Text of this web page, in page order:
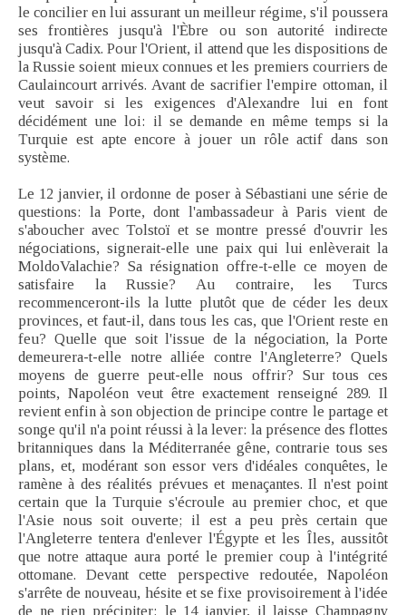
le concilier en lui assurant un meilleur régime, s'il poussera
ses frontières jusqu'à l'Èbre ou son autorité indirecte
jusqu'à Cadix. Pour l'Orient, il attend que les dispositions de
la Russie soient mieux connues et les premiers courriers de
Caulaincourt arrivés. Avant de sacrifier l'empire ottoman, il
veut savoir si les exigences d'Alexandre lui en font
décidément une loi: il se demande en même temps si la
Turquie est apte encore à jouer un rôle actif dans son
système.
Le 12 janvier, il ordonne de poser à Sébastiani une série de
questions: la Porte, dont l'ambassadeur à Paris vient de
s'aboucher avec Tolstoï et se montre pressé d'ouvrir les
négociations, signerait-elle une paix qui lui enlèverait la
MoldoValachie? Sa résignation offre-t-elle ce moyen de
satisfaire la Russie? Au contraire, les Turcs
recommenceront-ils la lutte plutôt que de céder les deux
provinces, et faut-il, dans tous les cas, que l'Orient reste en
feu? Quelle que soit l'issue de la négociation, la Porte
demeurera-t-elle notre alliée contre l'Angleterre? Quels
moyens de guerre peut-elle nous offrir? Sur tous ces
points, Napoléon veut être exactement renseigné 289. Il
revient enfin à son objection de principe contre le partage et
songe qu'il n'a point réussi à la lever: la présence des flottes
britanniques dans la Méditerranée gêne, contrarie tous ses
plans, et, modérant son essor vers d'idéales conquêtes, le
ramène à des réalités prévues et menaçantes. Il n'est point
certain que la Turquie s'écroule au premier choc, et que
l'Asie nous soit ouverte; il est a peu près certain que
l'Angleterre tentera d'enlever l'Égypte et les Îles, aussitôt
que notre attaque aura porté le premier coup à l'intégrité
ottomane. Devant cette perspective redoutée, Napoléon
s'arrête de nouveau, hésite et se fixe provisoirement à l'idée
de ne rien précipiter; le 14 janvier, il laisse Champagny